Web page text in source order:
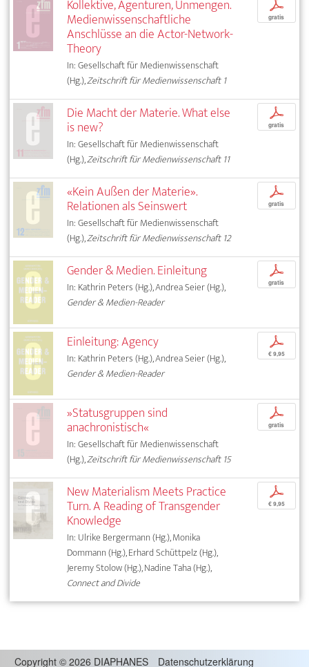
Kollektive, Agenturen, Unmengen.
Medienwissenschaftliche
Anschlüsse an die Actor-Network-
Theory
In: Gesellschaft für Medienwissenschaft
(Hg.),Zeitschrift für Medienwissenschaft 1
p
gratis
Die Macht der Materie. What else
is new?
In: Gesellschaft für Medienwissenschaft
(Hg.),Zeitschrift für Medienwissenschaft 11
p
gratis
«Kein Außen der Materie».
Relationen als Seinswert
In: Gesellschaft für Medienwissenschaft
(Hg.),Zeitschrift für Medienwissenschaft 12
p
gratis
Gender & Medien. Einleitung
In: Kathrin Peters (Hg.), Andrea Seier (Hg.),
Gender & Medien-Reader
p
gratis
Einleitung: Agency
In: Kathrin Peters (Hg.), Andrea Seier (Hg.),
Gender & Medien-Reader
p
€ 9,95
»Statusgruppen sind
anachronistisch«
In: Gesellschaft für Medienwissenschaft
(Hg.),Zeitschrift für Medienwissenschaft 15
p
gratis
New Materialism Meets Practice
Turn. A Reading of Transgender
Knowledge
In: Ulrike Bergermann (Hg.), Monika
Dommann (Hg.), Erhard Schüttpelz (Hg.),
Jeremy Stolow (Hg.), Nadine Taha (Hg.),
Connect and Divide
p
€ 9,95
Copyright © 2026 DIAPHANES Datenschutzerklärung